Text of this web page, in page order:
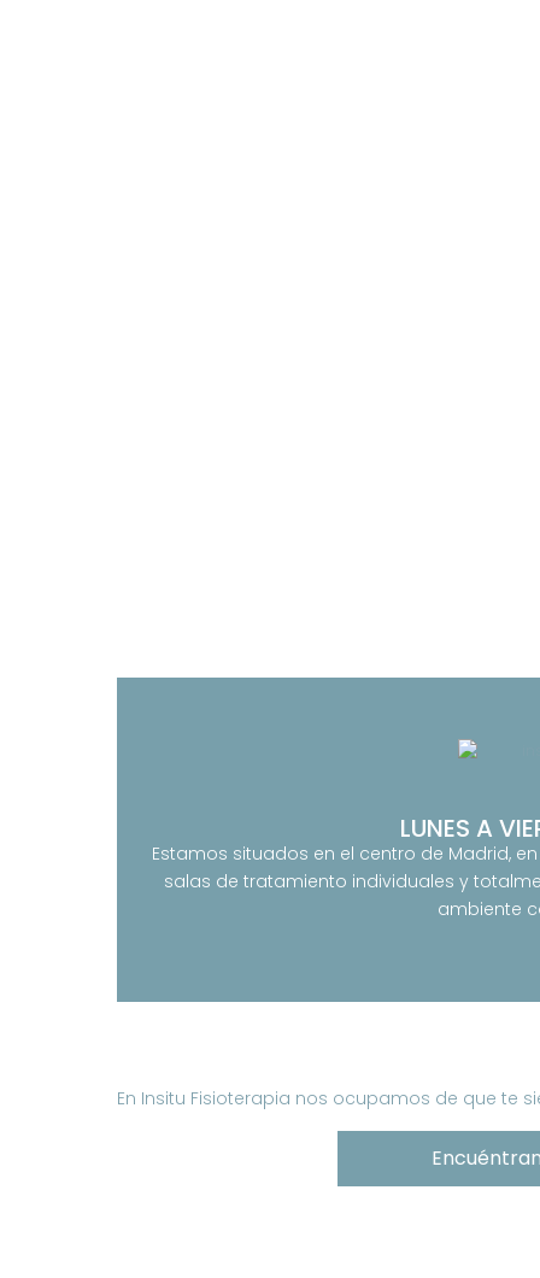
LUNES A
Estamos situados en el centro de Madrid,
salas de tratamiento individuales y
ambiente
En Insitu Fisioterapia nos ocupamos de que te